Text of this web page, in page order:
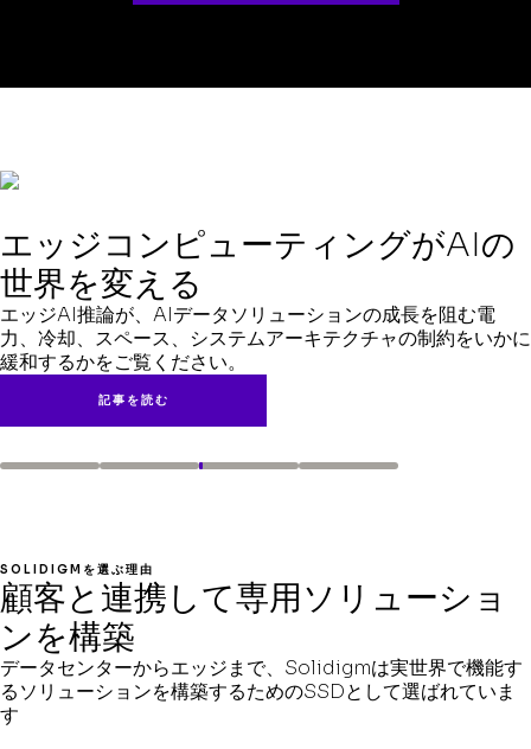
数字が語る真実：QLC SSDと
HDDの比較（CEPH環境下）
オールフラッシュストレージソリューションへの移行により、
10年間で総所有コストをどのように大幅に削減するかご説明
します。
ホワイトペーパーを読む
データに大きな転機をもたらす
SSD搭載NAS
Solidigmの大容量SSDは、NASが膨大なデータセットをす
ぐに処理できるようにし、レイテンシーを最小限に抑えながら
GPUの利用率を最大化します。
記事を読む
エッジコンピューティングがAIの
世界を変える
エッジAI推論が、AIデータソリューションの成長を阻む電
力、冷却、スペース、システムアーキテクチャの制約をいかに
緩和するかをご覧ください。
記事を読む
おくべきこと
エッジビルダーは、非常に狭い生活空間で驚異的な宇宙規模の
力を必要とします。Solidigmが専用設計ソリューションでど
のように役立つかご覧ください。
記事を読む
SOLIDIGMを選ぶ理由
顧客と連携して専用ソリューショ
ンを構築
データセンターからエッジまで、Solidigmは実世界で機能す
るソリューションを構築するためのSSDとして選ばれていま
す